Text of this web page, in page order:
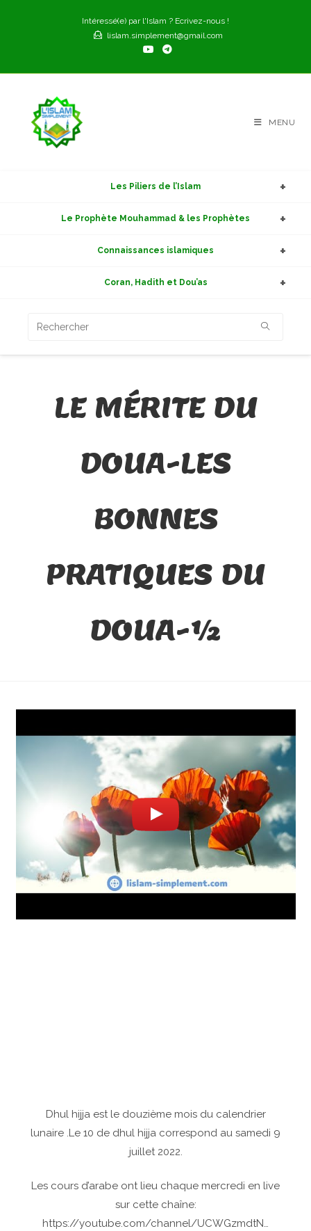
Intéressé(e) par l'Islam ? Ecrivez-nous !
lislam.simplement@gmail.com
MENU
Les Piliers de l’Islam
Le Prophète Mouhammad & les Prophètes
Connaissances islamiques
Coran, Hadith et Dou’as
LE MÉRITE DU
DOUA-LES
BONNES
PRATIQUES DU
DOUA-½
Dhul hijja est le douzième mois du calendrier
lunaire .Le 10 de dhul hijja correspond au samedi 9
juillet 2022.
Les cours d’arabe ont lieu chaque mercredi en live
sur cette chaîne:
https://youtube.com/channel/UCWGzmdtN…